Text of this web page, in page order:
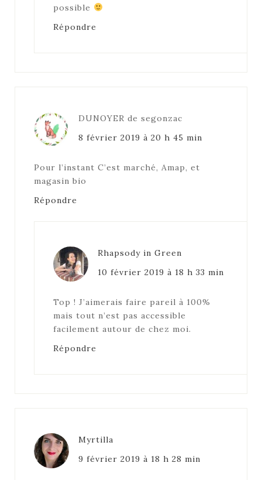
possible
Répondre
DUNOYER de segonzac
8 février 2019 à 20 h 45 min
Pour l’instant C’est marché, Amap, et
magasin bio
Répondre
Rhapsody in Green
10 février 2019 à 18 h 33 min
Top ! J’aimerais faire pareil à 100%
mais tout n’est pas accessible
facilement autour de chez moi.
Répondre
Myrtilla
9 février 2019 à 18 h 28 min